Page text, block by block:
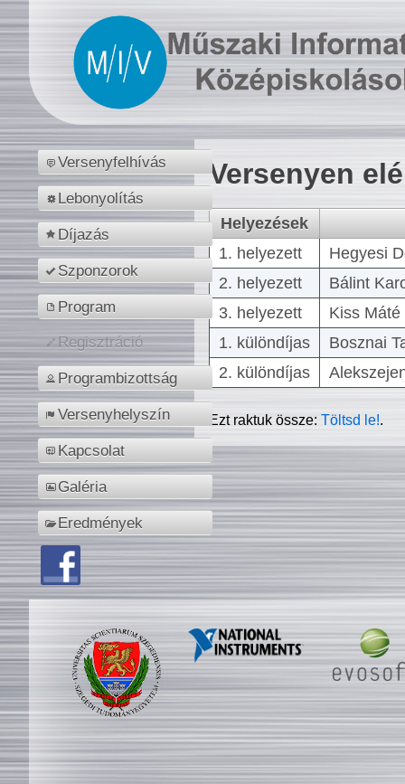
Versenyfelhívás
Lebonyolítás
Díjazás
Szponzorok
Program
Regisztráció
Programbizottság
Versenyhelyszín
Kapcsolat
Galéria
Eredmények
Versenyen
Helyezések
1. helyezett
Hegyesi
2. helyezett
Bálint
3. helyezett
Kiss
1. különdíjas
Bosznai
2. különdíjas
Ezt raktuk össze:Töltsd le!.